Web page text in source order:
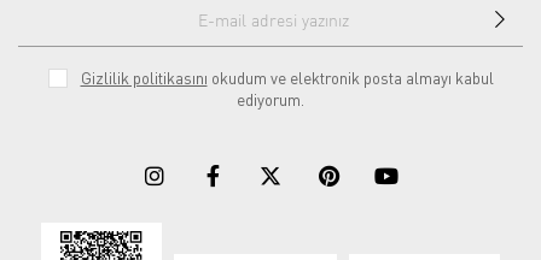
Gizlilik politikasını okudum ve elektronik posta almayı kabul
ediyorum.